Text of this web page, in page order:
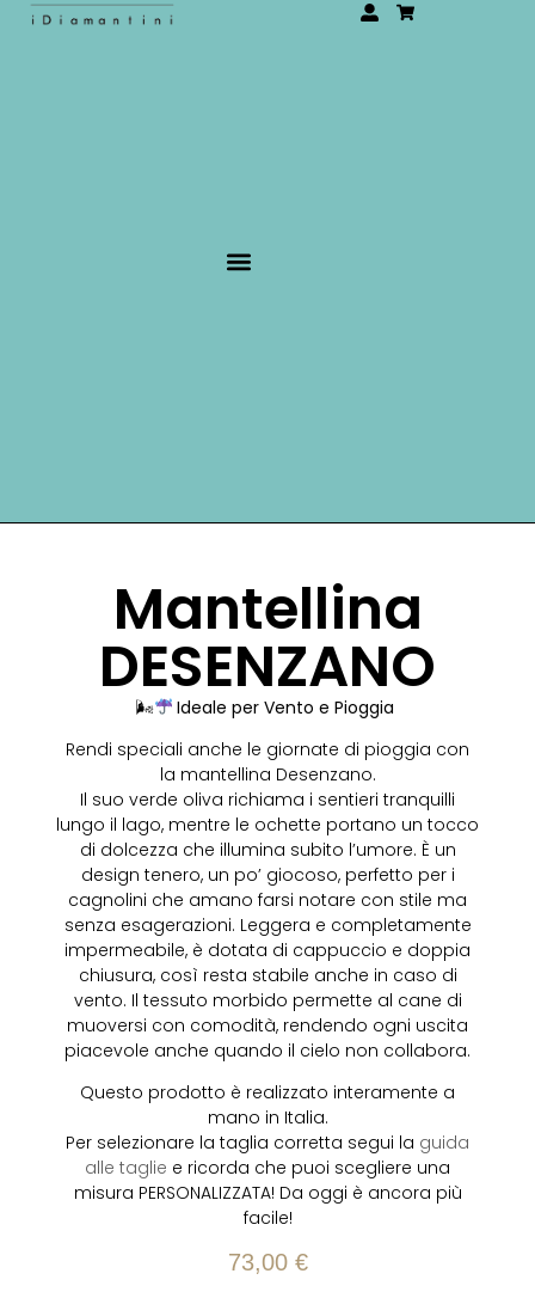
Mantellina
DESENZANO
🌬
Ideale per Vento e Pioggia
Rendi speciali anche le giornate di pioggia con
la mantellina Desenzano.
Il suo verde oliva richiama i sentieri tranquilli
lungo il lago, mentre le ochette portano un tocco
di dolcezza che illumina subito l’umore. È un
design tenero, un po’ giocoso, perfetto per i
cagnolini che amano farsi notare con stile ma
senza esagerazioni. Leggera e completamente
impermeabile, è dotata di cappuccio e doppia
chiusura, così resta stabile anche in caso di
vento. Il tessuto morbido permette al cane di
muoversi con comodità, rendendo ogni uscita
piacevole anche quando il cielo non collabora.
Questo prodotto è realizzato interamente a
mano in Italia.
Per selezionare la taglia corretta segui la guida
alle taglie e ricorda che puoi scegliere una
misura PERSONALIZZATA! Da oggi è ancora più
facile!
73,00 €